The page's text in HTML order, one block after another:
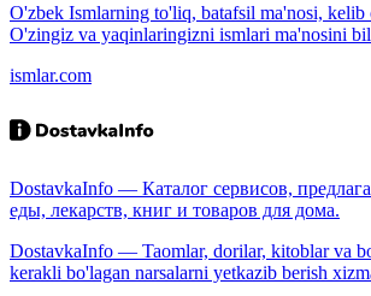
O'zbek Ismlarning to'liq, batafsil ma'nosi, kelib
O'zingiz va yaqinlaringizni ismlari ma'nosini
ismlar.com
DostavkaInfo — Каталог сервисов,
еды, лекарств, книг и товаров для дома.
DostavkaInfo — Taomlar, dorilar, kitoblar va
kerakli bo'lagan narsalarni yetkazib berish